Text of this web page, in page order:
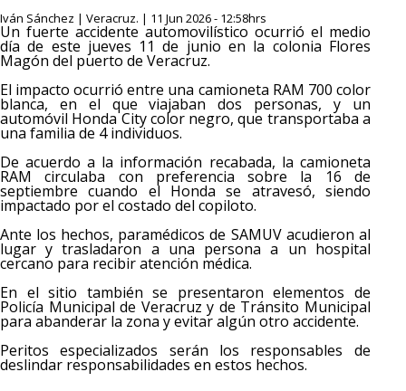
Iván Sánchez | Veracruz. | 11 Jun 2026 - 12:58hrs
Un fuerte accidente automovilístico ocurrió el medio
día de este jueves 11 de junio en la colonia Flores
Magón del puerto de Veracruz.
El impacto ocurrió entre una camioneta RAM 700 color
blanca, en el que viajaban dos personas, y un
automóvil Honda City color negro, que transportaba a
una familia de 4 individuos.
De acuerdo a la información recabada, la camioneta
RAM circulaba con preferencia sobre la 16 de
septiembre cuando el Honda se atravesó, siendo
impactado por el costado del copiloto.
Ante los hechos, paramédicos de SAMUV acudieron al
lugar y trasladaron a una persona a un hospital
cercano para recibir atención médica.
En el sitio también se presentaron elementos de
Policía Municipal de Veracruz y de Tránsito Municipal
para abanderar la zona y evitar algún otro accidente.
Peritos especializados serán los responsables de
deslindar responsabilidades en estos hechos.